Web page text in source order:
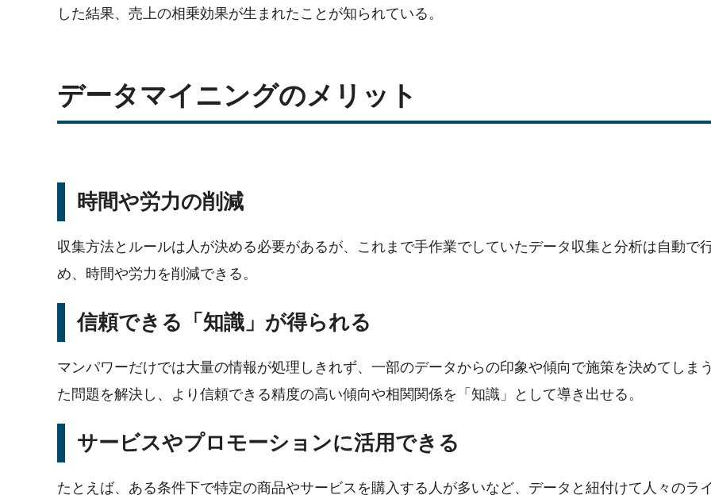
した結果、売上の相乗効果が生まれたことが知られている。
データマイニングのメリット
時間や労力の削減
収集方法とルールは人が決める必要があるが、これまで手作業でしていたデータ収集と分析は自動で
め、時間や労力を削減できる。
信頼できる「知識」が得られる
マンパワーだけでは大量の情報が処理しきれず、一部のデータからの印象や傾向で施策を決めてしま
た問題を解決し、より信頼できる精度の高い傾向や相関関係を「知識」として導き出せる。
サービスやプロモーションに活用できる
たとえば、ある条件下で特定の商品やサービスを購入する人が多いなど、データと紐付けて人々のラ